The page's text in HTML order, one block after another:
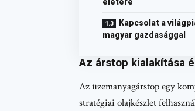
Kapcsolat a
magyar gazdasággal
Az árstop kialakítása
Az üzemanyagárstop egy
stratégiai olajkészlet